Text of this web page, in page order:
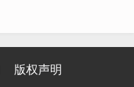
版权声明